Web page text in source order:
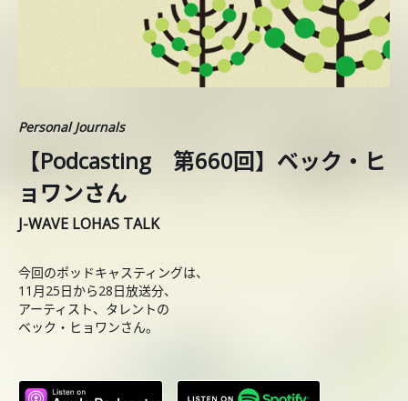
Personal Journals
【Podcasting 第660回】ベック・ヒ
ョワンさん
J-WAVE LOHAS TALK
今回のポッドキャスティングは、
11月25日から28日放送分、
アーティスト、タレントの
ベック・ヒョワンさん。